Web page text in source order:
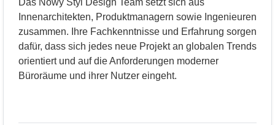
Das Nowy Styl Design Team setzt sich aus
Innenarchitekten, Produktmanagern sowie Ingenieuren
zusammen. Ihre Fachkenntnisse und Erfahrung sorgen
dafür, dass sich jedes neue Projekt an globalen Trends
orientiert und auf die Anforderungen moderner
Büroräume und ihrer Nutzer eingeht.